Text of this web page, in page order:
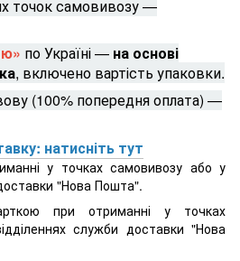
точок самовивозу —
по Україні — на основі
, включено вартість упаковки.
(100% попередня оплата) —
натисніть тут
у точках самовивозу або у
"Нова Пошта".
при отриманні у точках
служби доставки "Нова